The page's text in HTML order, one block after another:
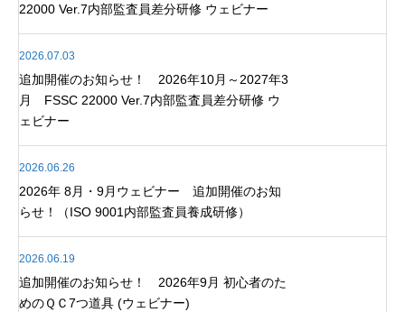
22000 Ver.7内部監査員差分研修 ウェビナー
2026.07.03
追加開催のお知らせ！ 2026年10月～2027年3
月 FSSC 22000 Ver.7内部監査員差分研修 ウ
ェビナー
2026.06.26
2026年 8月・9月ウェビナー 追加開催のお知
らせ！（ISO 9001内部監査員養成研修）
2026.06.19
追加開催のお知らせ！ 2026年9月 初心者のた
めのＱＣ7つ道具 (ウェビナー)